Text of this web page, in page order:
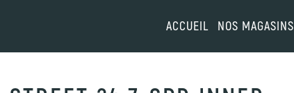
ACCUEIL NOS MAGASINS